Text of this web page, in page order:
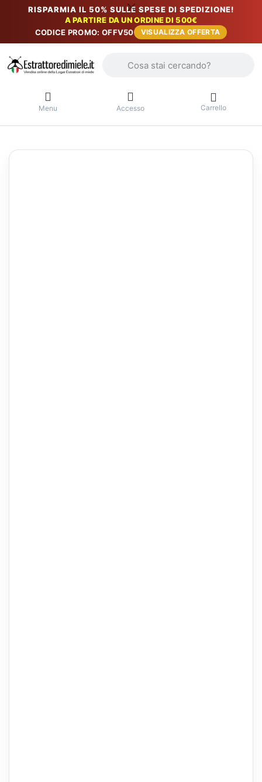
RISPARMIA IL 50% SULLE SPESE DI SPEDIZIONE!
A PARTIRE DA UN ORDINE DI 500€
CODICE PROMO: OFFV50
VISUALIZZA OFFERTA
Menu Accesso Carrello